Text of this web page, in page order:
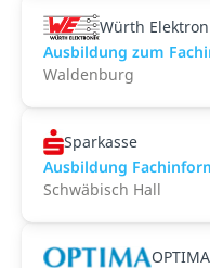
Würth
Ausbildung zum
Waldenburg
Sparkasse
Ausbildung
Schwäbisch Hall